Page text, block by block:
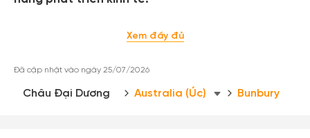
Xem đầy đủ
Đã cập nhật vào ngày 25/07/2026
Châu Đại Dương Australia (Úc) Bunbury